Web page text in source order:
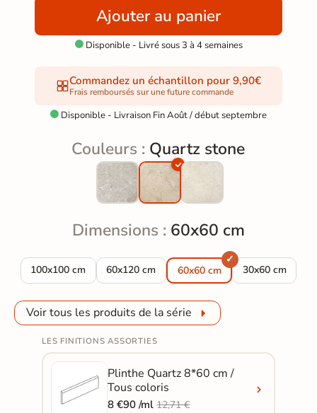
Ajouter au panier
Disponible - Livré sous 3 à 4 semaines
Commandez un échantillon pour 9,90€
Frais remboursés sur une future commande
 Disponible - Livraison Fin Août / début septembre
Couleurs : Quartz stone
Dimensions : 60x60 cm
100x100 cm
Carrelage sol effet pierre Quartz stone 100*100 cm
60x120 cm
Carrelage sol effet pierre Quartz stone
60x60 cm 30x60 cm
Carrelage sol
Voir tous les produits de la série
LES FINITIONS ASSORTIES
Plinthe Quartz 8*60 cm /
Tous coloris
8 €90 /ml12,71 €